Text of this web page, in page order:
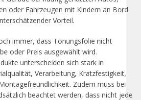
oder Fahrzeugen mit Kindern an Bord
Vorteil.
immer, dass Tönungsfolie nicht
oder Preis ausgewählt wird.
unterscheiden sich stark in
Verarbeitung, Kratzfestigkeit,
Zudem muss bei
beachtet werden, dass nicht jede